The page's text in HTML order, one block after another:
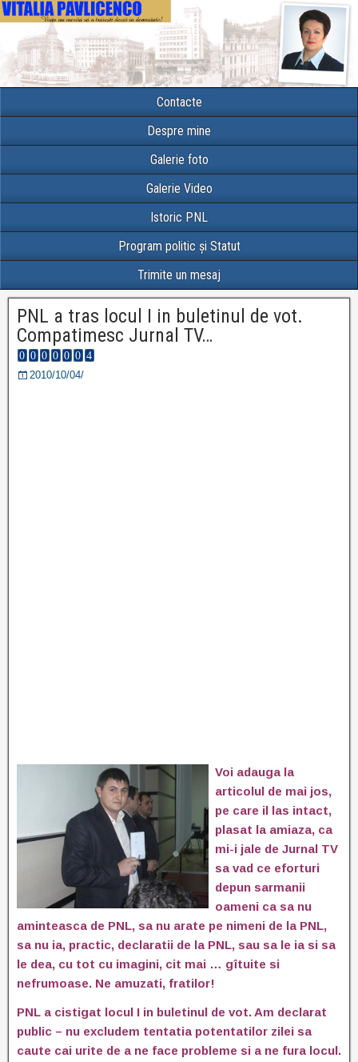
Contacte
Despre mine
Galerie foto
Galerie Video
Istoric PNL
Program politic și Statut
Trimite un mesaj
PNL a tras locul I in buletinul de vot.
Compatimesc Jurnal TV…
2010/10/04/
Voi adauga la
articolul de mai jos,
pe care il las intact,
plasat la amiaza, ca
mi-i jale de Jurnal TV
sa vad ce eforturi
depun sarmanii
oameni ca sa nu
aminteasca de PNL, sa nu arate pe nimeni de la PNL,
sa nu ia, practic, declaratii de la PNL, sau sa le ia si sa
le dea, cu tot cu imagini, cit mai … gîtuite si
nefrumoase. Ne amuzati, fratilor!
PNL a cistigat locul I in buletinul de vot. Am declarat
public – nu excludem tentatia potentatilor zilei sa
caute cai urite de a ne face probleme si a ne fura locul.